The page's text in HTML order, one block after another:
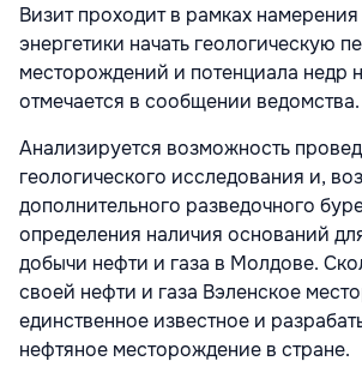
Визит проходит в рамках
энергетики начать геологическую
месторождений и потенциала недр
отмечается в сообщении ведомства.
Анализируется возможность
геологического исследования и,
дополнительного разведочного
определения наличия оснований
добычи нефти и газа в Молдове.
своей нефти и газа Вэленское
единственное известное и
нефтяное месторождение в стране.